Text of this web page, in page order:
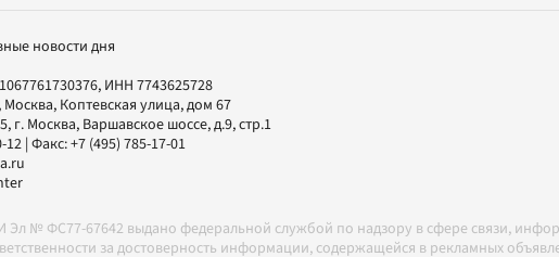
новости дня
ИНН 7743625728
Коптевская улица, дом 67
, г. Москва, Варшавское шоссе, д.9, стр.1
12 | Факс:+7 (495) 785-17-01
Эл № ФС77-67642 выдано федеральной службой по надзору в сфере связи,
за достоверность информации, содержащейся в рекламных